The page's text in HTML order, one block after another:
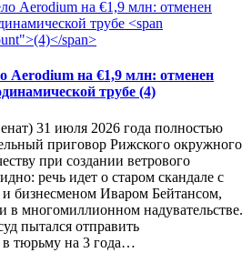
Aerodium на €1,9 млн: отменен
трубе (4)
31 июля 2026 года полностью
приговор Рижского окружного
при создании ветрового
речь идет о старом скандале с
бизнесменом Иваром Бейтансом,
в многомиллионном надувательстве.
пытался отправить
в тюрьму на 3 года…